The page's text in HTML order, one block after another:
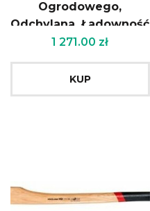
Ogrodowego,
Odchylana, Ładowność
300 Kg
1 271.00 zł
KUP